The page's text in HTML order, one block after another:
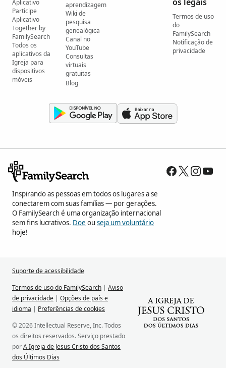
Aplicativo
Participe
Aplicativo
Together by
FamilySearch
Todos os
aplicativos da
Igreja para
dispositivos
móveis
aprendizagem
Wiki de
pesquisa
genealógica
Canal no
YouTube
Consultas
virtuais
gratuitas
Blog
Termos de uso
do
FamilySearch
Notificação de
privacidade
Inspirando as pessoas em todos os lugares a se
conectarem com suas famílias — por gerações.
O FamilySearch é uma organização internacional
sem fins lucrativos. Doe ouseja um voluntário
hoje!
Suporte de acessibilidade
Termos de uso do FamilySearch | Aviso
de privacidade | Opções de país e
idioma | Preferências de cookies
© 2026 Intellectual Reserve, Inc. Todos
os direitos reservados. Serviço prestado
porA Igreja de Jesus Cristo dos Santos
dos Últimos Dias